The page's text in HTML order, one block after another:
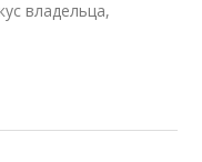
владельца,